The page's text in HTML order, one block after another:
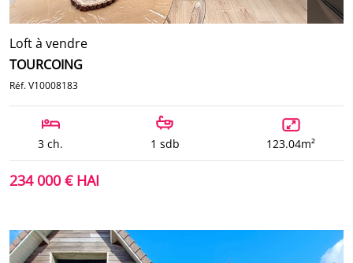
Loft à vendre
TOURCOING
Réf. V10008183
3 ch. 1 sdb 123.04m²
234 000 € HAI